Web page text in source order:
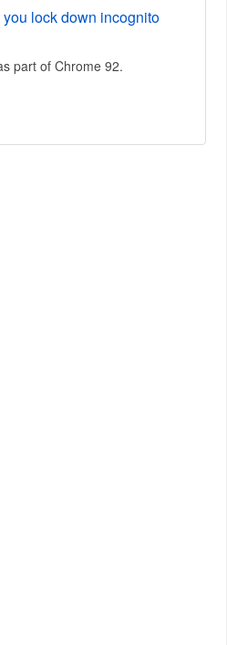
lock down incognito
part of Chrome 92.